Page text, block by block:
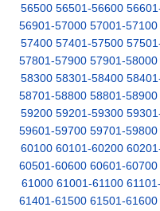
56500 56501-56600
56901-57000 57001-57100
57400 57401-57500
57801-57900 57901-58000
58300 58301-58400
58701-58800 58801-58900
59200 59201-59300
59601-59700 59701-59800
60100 60101-60200
60501-60600 60601-60700
61000 61001-61100
61401-61500 61501-61600